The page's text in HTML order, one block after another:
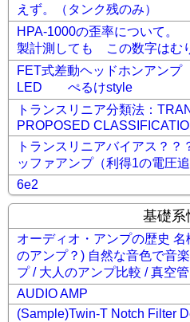
えず。（タンク残のみ）
HPA-1000の歪率について。
製計測しても この数字はむ
FET式差動ヘッドホンアン
LED ぺるけstyle
トランスリニア分類法：
PROPOSED
トランスリニアバイアス？
ッファアンプ（利得1の電圧追
6e2
基礎系
オーディオ・アンプの歴史
のアンプ？) 自然な音色で音
プ / 大人のアンプ比較 / 真空
AUDIO AMP
(Sample)Twin-T Notch Filter